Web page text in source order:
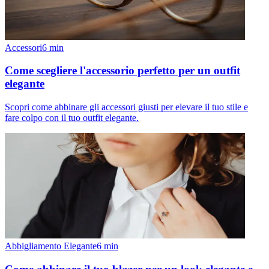
Accessori6 min
Come scegliere l'accessorio perfetto per un outfit
elegante
Scopri come abbinare gli accessori giusti per elevare il tuo stile e
fare colpo con il tuo outfit elegante.
Abbigliamento Elegante6 min